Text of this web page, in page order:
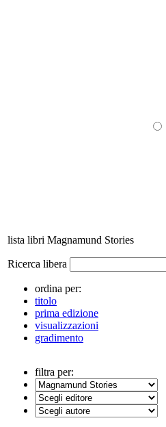
lista libri Magnamund Stories
Ricerca libera
ordina per:
titolo
prima edizione
visualizzazioni
gradimento
filtra per: